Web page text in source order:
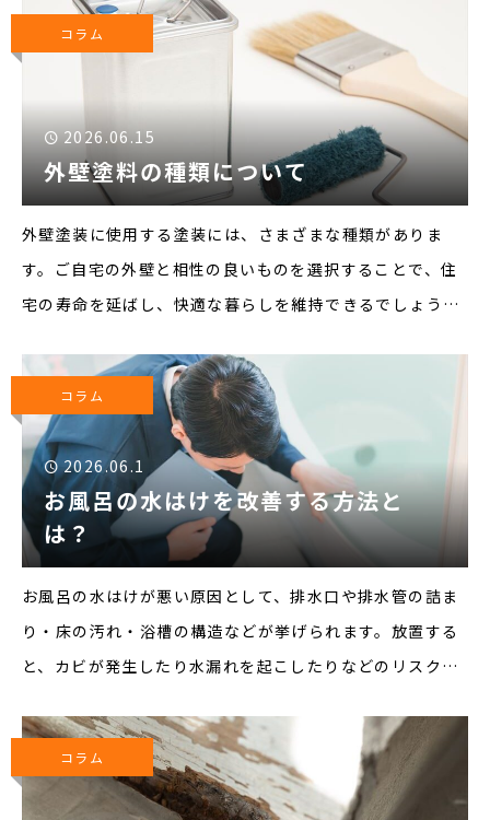
今回は、見積りのチェックポイントについて紹介します。
▼見積りのチェ
コラム
2026.06.15
外壁塗料の種類について
外壁塗装に使用する塗装には、さまざまな種類がありま
す。ご自宅の外壁と相性の良いものを選択することで、住
宅の寿命を延ばし、快適な暮らしを維持できるでしょう。
壁塗料の種類■アクリル塗料アクリル塗料は、価格が安
く、発色が良い
コラム
2026.06.1
お風呂の水はけを改善する方法と
は？
お風呂の水はけが悪い原因として、排水口や排水管の詰ま
り・床の汚れ・浴槽の構造などが挙げられます。放置する
と、カビが発生したり水漏れを起こしたりなどのリスクが
はけを改善する方法について紹介します。▼お風呂の水は
けを改善する方
コラム